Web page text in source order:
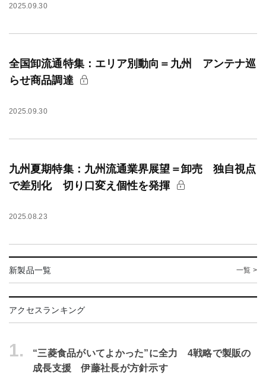
2025.09.30
全国卸流通特集：エリア別動向＝九州 アンテナ巡
らせ商品調達
2025.09.30
九州夏期特集：九州流通業界展望＝卸売 独自視点
で差別化 切り口変え個性を発揮
2025.08.23
新製品一覧 一覧 >
アクセスランキング
1.
“三菱食品がいてよかった”に全力 4戦略で製販の
成長支援 伊藤社長が方針示す